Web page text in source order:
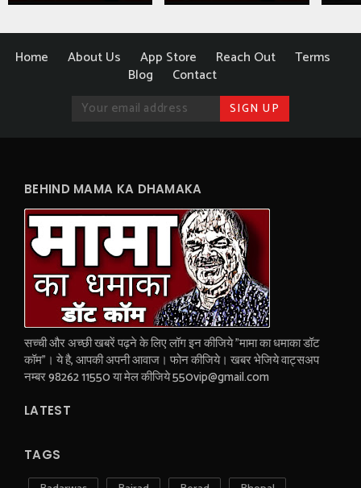
Home About Us App Store Reach Out
Terms
Blog
Contact
BEHIND MAMA KA DHAMAKA
सच्ची और अच्छी खबरें पढ़ने के लिए लॉग इन कीजिये "मामा का धमाका डॉट
कॉम"। ये है, आपकी अपनी आवाज। फोन कीजिये। खबर भेजिये वाट्सअप
नम्बर 98262 11550 या मेल कीजिये 550vip@gmail.com
LATEST
TAGS